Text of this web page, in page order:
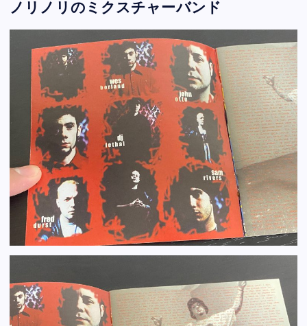
ノリノリのミクスチャーバンド